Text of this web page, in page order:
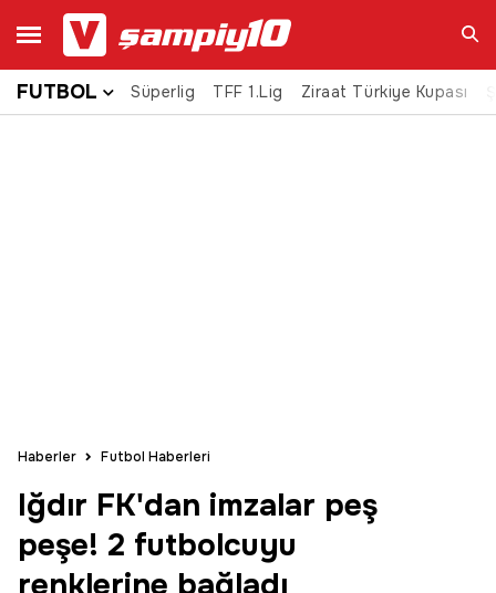
Ara
FUTBOL Süperlig TFF 1.Lig Ziraat Türkiye Kupası
Haberler Futbol Haberleri
Iğdır FK'dan imzalar peş
peşe! 2 futbolcuyu